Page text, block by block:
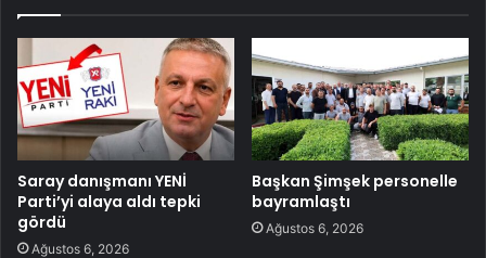
Saray danışmanı YENİ
Parti’yi alaya aldı tepki
gördü
Ağustos 6, 2026
Başkan Şimşek personelle
bayramlaştı
Ağustos 6, 2026